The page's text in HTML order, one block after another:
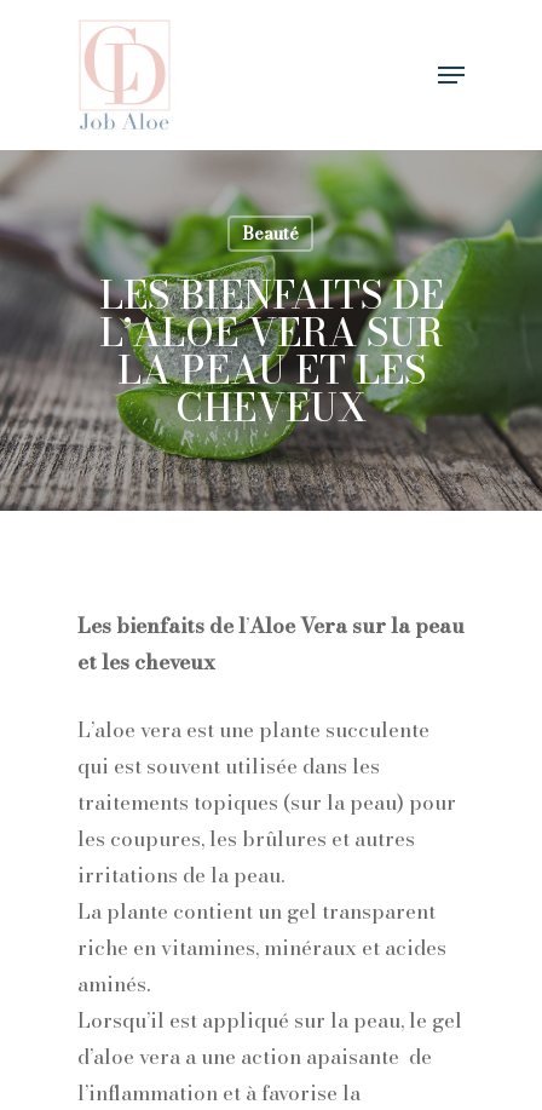
Menu
Beauté
LES BIENFAITS DE
L’ALOE VERA SUR
LA PEAU ET LES
CHEVEUX
Les bienfaits de l’Aloe Vera sur la peau
et les cheveux
L’aloe vera est une plante succulente
qui est souvent utilisée dans les
traitements topiques (sur la peau) pour
les coupures, les brûlures et autres
irritations de la peau.
La plante contient un gel transparent
riche en vitamines, minéraux et acides
aminés.
Lorsqu’il est appliqué sur la peau, le gel
d’aloe vera a une action apaisante de
l’inflammation et à favorise la